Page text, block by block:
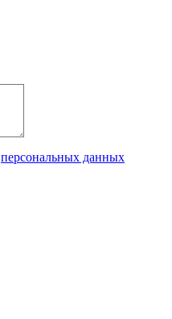
персональных данных